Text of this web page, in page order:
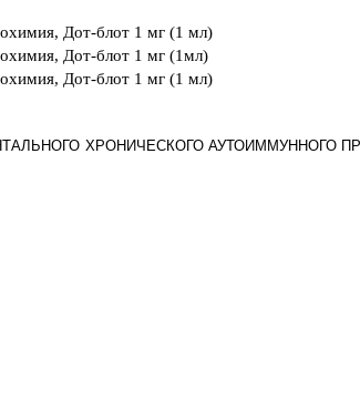
Дот-блот 1 мг (1 мл)
Дот-блот 1 мг (1мл)
Дот-блот 1 мг (1 мл)
ХРОНИЧЕСКОГО АУТОИММУННОГО